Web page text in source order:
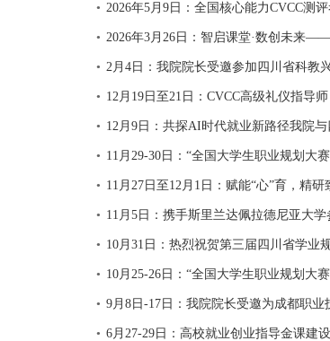
● 2026年5月9日：全国核心能力CVCC测
● 2026年3月26日：智启课堂·数创未来
● 2月4日：我院院长受邀参加四川省科教
● 12月19日至21日：CVCC高级礼仪指导
● 12月9日：共探AI时代就业新路径我院
● 11月29-30日：“全国大学生职业规划大
● 11月27日至12月1日：赋能“心”育，精
● 11月5日：携手斯里兰达佩拉德尼亚大
● 10月31日：热烈祝贺第三届四川省学业
● 10月25-26日：“全国大学生职业规划大
● 9月8日-17日：我院院长受邀为成都职
● 6月27-29日：高校就业创业指导金课建